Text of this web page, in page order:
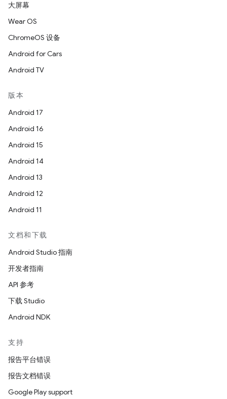
大屏幕
Wear OS
ChromeOS 设备
Android for Cars
Android TV
版本
Android 17
Android 16
Android 15
Android 14
Android 13
Android 12
Android 11
文档和下载
Android Studio 指南
开发者指南
API 参考
下载 Studio
Android NDK
支持
报告平台错误
报告文档错误
Google Play support